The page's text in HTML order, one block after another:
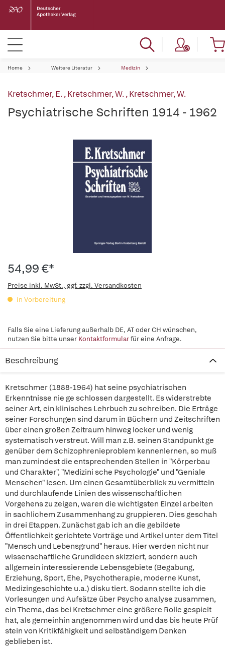
Home Weitere Literatur Medizin
Kretschmer, E.,Kretschmer, W.,Kretschmer, W.
Psychiatrische Schriften 1914 - 1962
54,99 €*
Preise inkl. MwSt., ggf. zzgl. Versandkosten
in Vorbereitung
Falls Sie eine Lieferung außerhalb DE, AT oder CH wünschen,
nutzen Sie bitte unser Kontaktformularfür eine Anfrage.
Beschreibung
Kretschmer (1888-1964) hat seine psychiatrischen
Erkenntnisse nie ge schlossen dargestellt. Es widerstrebte
seiner Art, ein klinisches Lehrbuch zu schreiben. Die Erträge
seiner Forschungen sind darum in Büchern und Zeitschriften
über einen großen Zeitraum hinweg locker und wenig
systematisch verstreut. Will man z.B. seinen Standpunkt ge
genüber dem Schizophrenieproblem kennenlernen, so muß
man zumindest die entsprechenden Stellen in "Körperbau
und Charakter", "Medizini sche Psychologie" und "Geniale
Menschen" lesen. Um einen Gesamtüberblick zu vermitteln
und durchlaufende Linien des wissenschaftlichen
Vorgehens zu zeigen, waren die wichtigsten Einzel arbeiten
in sachlichem Zusammenhang zu gruppieren. Dies geschah
in drei Etappen. Zunächst gab ich an die gebildete
Öffentlichkeit gerichtete Vorträge und Artikel unter dem Titel
"Mensch und Lebensgrund" heraus. Hier werden nicht nur
wissenschaftliche Grundideen skizziert, sondern auch
allgemein interessierende Lebensgebiete (Begabung,
Erziehung, Sport, Ehe, Psychotherapie, moderne Kunst,
Medizingeschichte u.a.) disku tiert. Sodann stellte ich die
Vorlesungen und Aufsätze über Psycho analyse zusammen,
ein Thema, das bei Kretschmer eine größere Rolle gespielt
hat, als gemeinhin angenommen wird und das bis heute Prüf
stein von Kritikfähigkeit und selbständigem Denken
geblieben ist.